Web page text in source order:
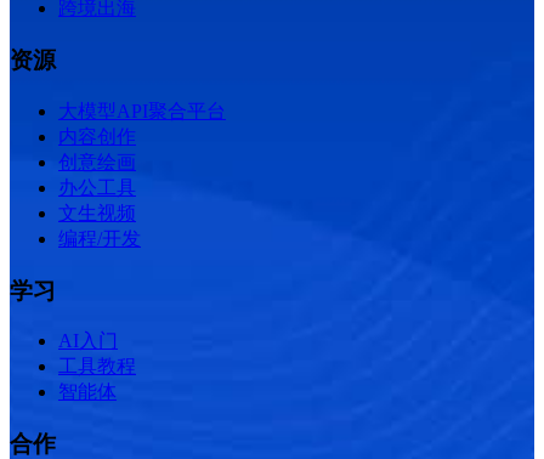
跨境出海
资源
大模型API聚合平台
内容创作
创意绘画
办公工具
文生视频
编程/开发
学习
AI入门
工具教程
智能体
合作